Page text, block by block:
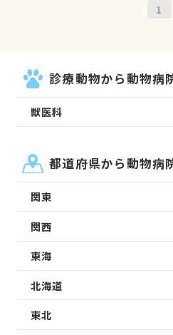
1
診療動物から動物病
獣医科
都道府県から動物病
関東
関西
東海
北海道
東北